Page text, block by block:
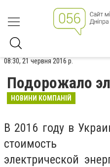
08:30, 21 червня 2016 р.
Подорожало
НОВИНИ КОМПАНІЙ
В 2016 году в
стоимость
электрической